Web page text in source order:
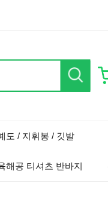
도 / 지휘봉 / 깃발
해공 티셔츠 반바지